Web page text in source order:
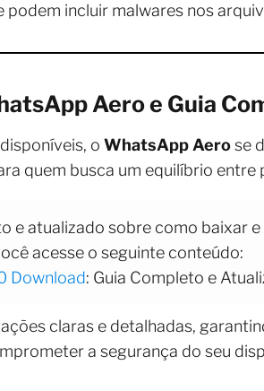
podem incluir malwares nos
Aero e Guia
o WhatsApp Aerose
quem busca um equilíbrio
e atualizado sobre como baixar
acesse o seguinte conteúdo:
Download: Guia Completo e
claras e detalhadas,
a segurança do seu